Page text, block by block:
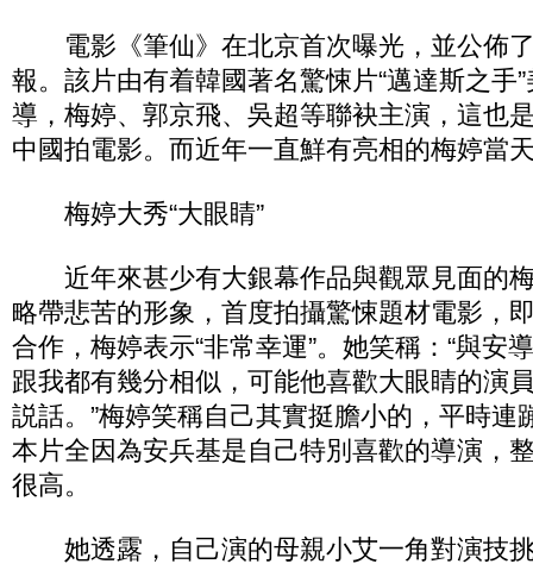
電影《筆仙》在北京首次曝光，並公佈
報。該片由有着韓國著名驚悚片“邁達斯之手
導，梅婷、郭京飛、吳超等聯袂主演，這也
中國拍電影。而近年一直鮮有亮相的梅婷當
梅婷大秀“大眼睛”
近年來甚少有大銀幕作品與觀眾見面的
略帶悲苦的形象，首度拍攝驚悚題材電影，
合作，梅婷表示“非常幸運”。她笑稱：“與安
跟我都有幾分相似，可能他喜歡大眼睛的演
説話。”梅婷笑稱自己其實挺膽小的，平時連
本片全因為安兵基是自己特別喜歡的導演，
很高。
她透露，自己演的母親小艾一角對演技